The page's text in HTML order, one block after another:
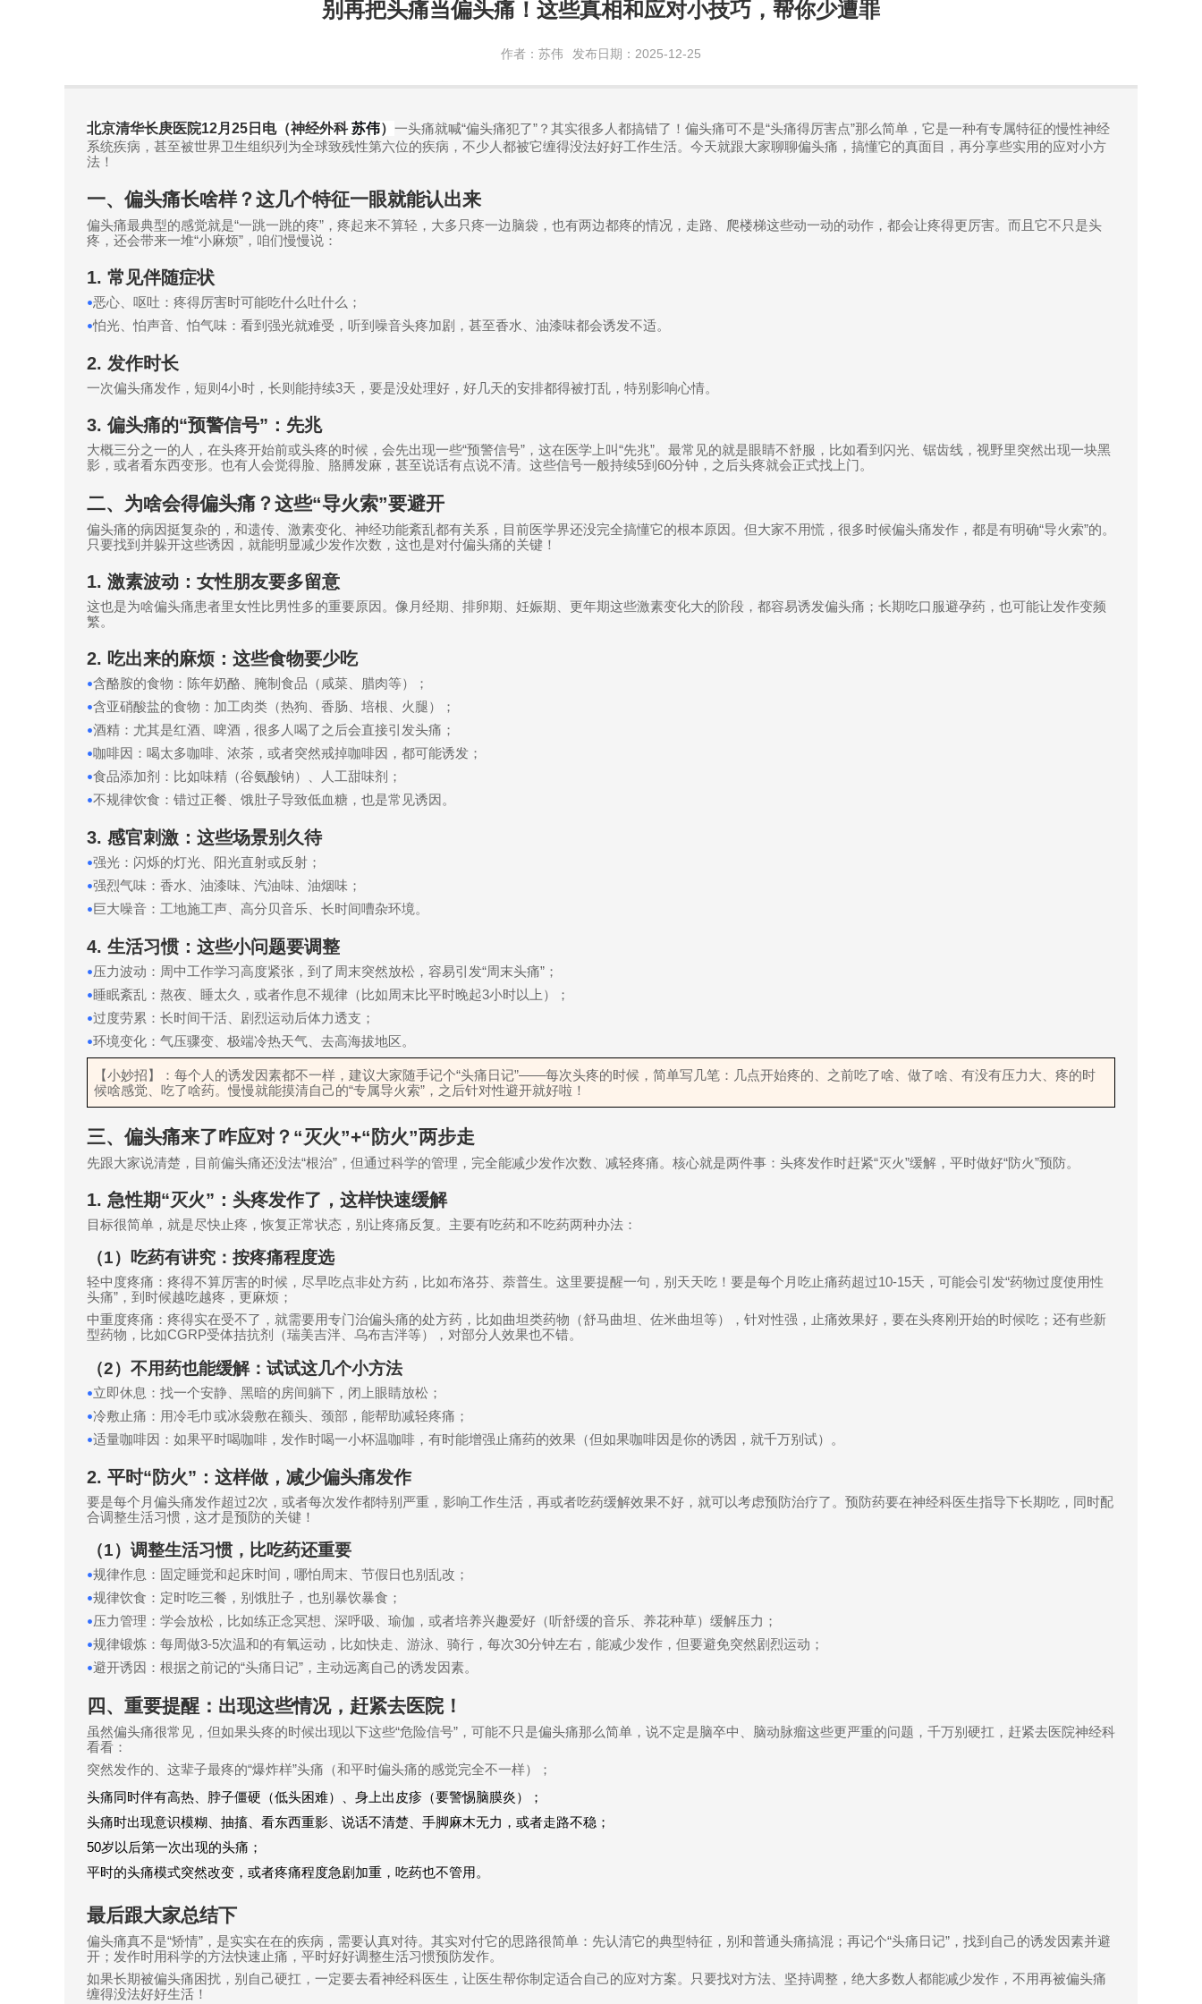
别再把头痛当偏头痛！这些真相和应对小技巧，帮你少遭罪
作者：苏伟 发布日期：2025-12-25
北京清华长庚医院12月25日电（神经外科苏伟） 一头痛就喊“偏头痛犯了” ？其实很多人都搞错了！偏头痛可不是“头痛得厉害点”那么简单，它是一种有专属特征的慢性神经
系统疾病，甚至被世界卫生组织列为全球致残性第六位的疾病，不少人都被它缠得没法好好工作生活。今天就跟大家聊聊偏头痛，搞懂它的真面目，再分享些实用的应对小方
法！
一、偏头痛长啥样？这几个特征一眼就能认出来
偏头痛最典型的感觉就是“一跳一跳的疼” ，疼起来不算轻，大多只疼一边脑袋，也有两边都疼的情况，走路、爬楼梯这些动一动的动作，都会让疼得更厉害。而且它不只是头
疼，还会带来一堆“小麻烦” ，咱们慢慢说：
1. 常见伴随症状
•恶心、呕吐：疼得厉害时可能吃什么吐什么；
•怕光、怕声音、怕气味：看到强光就难受，听到噪音头疼加剧，甚至香水、油漆味都会诱发不适。
2. 发作时长
一次偏头痛发作，短则 4小时，长则能持续3天，要是没处理好，好几天的安排都得被打乱，特别影响心情。
3. 偏头痛的“预警信号” ：先兆
大概三分之一的人，在头疼开始前或头疼的时候，会先出现一些“预警信号” ，这在医学上叫“先兆”。最常见的就是眼睛不舒服，比如看到闪光、锯齿线，视野里突然出现一块黑
影，或者看东西变形。也有人会觉得脸、胳膊发麻，甚至说话有点说不清。这些信号一般持续5到 60分钟，之后头疼就会正式找上门。
二、为啥会得偏头痛？这些“导火索”要避开
偏头痛的病因挺复杂的，和遗传、激素变化、神经功能紊乱都有关系，目前医学界还没完全搞懂它的根本原因。但大家不用慌，很多时候偏头痛发作，都是有明确“导火索”的。
只要找到并躲开这些诱因，就能明显减少发作次数，这也是对付偏头痛的关键！
1. 激素波动：女性朋友要多留意
这也是为啥偏头痛患者里女性比男性多的重要原因。像月经期、排卵期、妊娠期、更年期这些激素变化大的阶段，都容易诱发偏头痛；长期吃口服避孕药，也可能让发作变频
繁。
2. 吃出来的麻烦：这些食物要少吃
•含酪胺的食物：陈年奶酪、腌制食品（咸菜、腊肉等）；
•含亚硝酸盐的食物：加工肉类（热狗、香肠、培根、火腿）；
•酒精：尤其是红酒、啤酒，很多人喝了之后会直接引发头痛；
•咖啡因：喝太多咖啡、浓茶，或者突然戒掉咖啡因，都可能诱发；
•食品添加剂：比如味精（谷氨酸钠）、人工甜味剂；
•不规律饮食：错过正餐、饿肚子导致低血糖，也是常见诱因。
3. 感官刺激：这些场景别久待
•强光：闪烁的灯光、阳光直射或反射；
•强烈气味：香水、油漆味、汽油味、油烟味；
• 巨大噪音：工地施工声、高分贝音乐、长时间嘈杂环境。
4. 生活习惯：这些小问题要调整
•压力波动：周中工作学习高度紧张，到了周末突然放松，容易引发“周末头痛” ；
• 睡眠紊乱：熬夜、睡太久，或者作息不规律（比如周末比平时晚起3小时以上）；
•过度劳累：长时间干活、剧烈运动后体力透支；
•环境变化：气压骤变、极端冷热天气、去高海拔地区。
【小妙招】：每个人的诱发因素都不一样，建议大家随手记个“头痛日记”——每次头疼的时候，简单写几笔：几点开始疼的、之前吃了啥、做了啥、有没有压力大、疼的时
候啥感觉、吃了啥药。慢慢就能摸清自己的“专属导火索” ，之后针对性避开就好啦！
三、偏头痛来了咋应对？ “灭火”+“ 防火”两步走
先跟大家说清楚，目前偏头痛还没法“根治” ，但通过科学的管理，完全能减少发作次数、减轻疼痛。核心就是两件事：头疼发作时赶紧“灭火”缓解，平时做好“防火”预防。
1. 急性期“灭火” ：头疼发作了，这样快速缓解
目标很简单，就是尽快止疼，恢复正常状态，别让疼痛反复。主要有吃药和不吃药两种办法：
（1）吃药有讲究：按疼痛程度选
轻中度疼痛：疼得不算厉害的时候，尽早吃点非处方药，比如布洛芬、萘普生。这里要提醒一句，别天天吃！要是每个月吃止痛药超过10-15天，可能会引发“药物过度使用性
头痛” ，到时候越吃越疼，更麻烦；
中重度疼痛：疼得实在受不了，就需要用专门治偏头痛的处方药，比如曲坦类药物（舒马曲坦、佐米曲坦等），针对性强，止痛效果好，要在头疼刚开始的时候吃；还有些新
型药物，比如CGRP受体拮抗剂（瑞美吉泮、乌布吉泮等），对部分人效果也不错。
（2）不用药也能缓解：试试这几个小方法
•立即休息：找一个安静、黑暗的房间躺下，闭上眼睛放松；
•冷敷止痛：用冷毛巾或冰袋敷在额头、颈部，能帮助减轻疼痛；
•适量咖啡因：如果平时喝咖啡，发作时喝一小杯温咖啡，有时能增强止痛药的效果（但如果咖啡因是你的诱因，就千万别试）。
2. 平时“防火” ：这样做，减少偏头痛发作
要是每个月偏头痛发作超过2次，或者每次发作都特别严重，影响工作生活，再或者吃药缓解效果不好，就可以考虑预防治疗了。预防药要在神经科医生指导下长期吃，同时配
合调整生活习惯，这才是预防的关键！
（1）调整生活习惯，比吃药还重要
•规律作息：固定睡觉和起床时间，哪怕周末、节假日也别乱改；
•规律饮食：定时吃三餐，别饿肚子，也别暴饮暴食；
•压力管理：学会放松，比如练正念冥想、深呼吸、瑜伽，或者培养兴趣爱好（听舒缓的音乐、养花种草）缓解压力；
•规律锻炼：每周做3-5次温和的有氧运动，比如快走、游泳、骑行，每次30分钟左右，能减少发作，但要避免突然剧烈运动；
•避开诱因：根据之前记的“头痛日记” ，主动远离自己的诱发因素。
四、重要提醒：出现这些情况，赶紧去医院！
虽然偏头痛很常见，但如果头疼的时候出现以下这些“危险信号” ，可能不只是偏头痛那么简单，说不定是脑卒中、脑动脉瘤这些更严重的问题，千万别硬扛，赶紧去医院神经科
看看：
突然发作的、这辈子最疼的“爆炸样”头痛（和平时偏头痛的感觉完全不一样）；
头痛同时伴有高热、脖子僵硬（低头困难）、身上出皮疹（要警惕脑膜炎）；
头痛时出现意识模糊、抽搐、看东西重影、说话不清楚、手脚麻木无力，或者走路不稳；
50岁以后第一次出现的头痛；
平时的头痛模式突然改变，或者疼痛程度急剧加重，吃药也不管用。
最后跟大家总结下
偏头痛真不是“矫情” ，是实实在在的疾病，需要认真对待。其实对付它的思路很简单：先认清它的典型特征，别和普通头痛搞混；再记个“头痛日记” ，找到自己的诱发因素并避
开；发作时用科学的方法快速止痛，平时好好调整生活习惯预防发作。
如果长期被偏头痛困扰，别自己硬扛，一定要去看神经科医生，让医生帮你制定适合自己的应对方案。只要找对方法、坚持调整，绝大多数人都能减少发作，不用再被偏头痛
缠得没法好好生活！